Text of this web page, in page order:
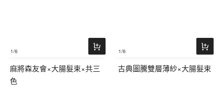
1/6
麻將森友會×大腸髮束×共三
色
1/6
古典圖騰雙層薄紗×大腸髮束